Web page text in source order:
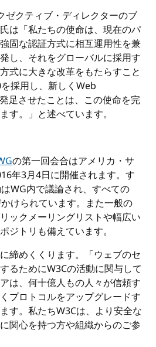
ゼクティブ・ディレクターのブ
は「私たちの使命は、現在のパ
固な認証方式に相互運用性を兼
し、それをグローバルに採用す
式に大きな改革をもたらすこと
採用し、新しくWeb
足させたことは、この使命を完
す。」と述べています。
の第一回会合はアメリカ・サ
年3月4日に開催されます。す
WG内で議論され、すべての
けられています。また一般の
ックメーリングリストや幅広い
ジトリも備えています。
締めくくります。「ウェブのセ
るためにW3Cの活動に関与して
は、何十億人もの人々が信頼す
プロトコルをアップグレードす
す。私たちW3Cは、より安全な
関心を持つ方や組織からのご参